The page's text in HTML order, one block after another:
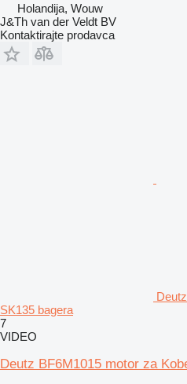
Holandija, Wouw
J&Th van der Veldt BV
Kontaktirajte prodavca
SK135 bagera
7
VIDEO
Deutz BF6M1015 motor za